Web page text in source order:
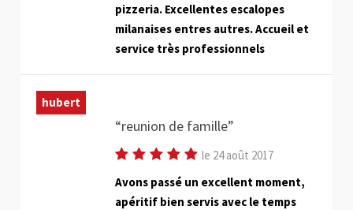
pizzeria. Excellentes escalopes
milanaises entres autres. Accueil et
service très professionnels
hubert
reunion de famille
le 24 août 2017
Avons passé un excellent moment,
apéritif bien servis avec le temps